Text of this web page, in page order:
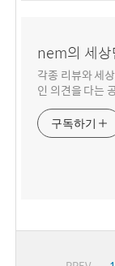
nem의 세상
각종 리뷰와 세
인 의견을 다는
구독하기